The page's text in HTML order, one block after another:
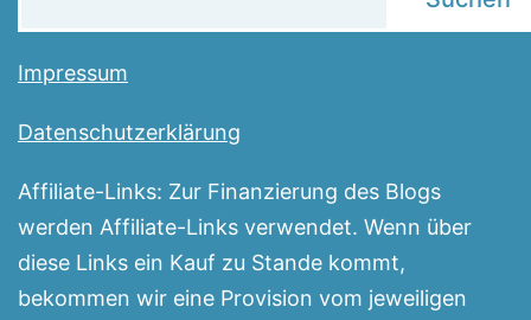
Impressum
Datenschutzerklärung
Affiliate-Links: Zur Finanzierung des Blogs
werden Affiliate-Links verwendet. Wenn über
diese Links ein Kauf zu Stande kommt,
bekommen wir eine Provision vom jeweiligen